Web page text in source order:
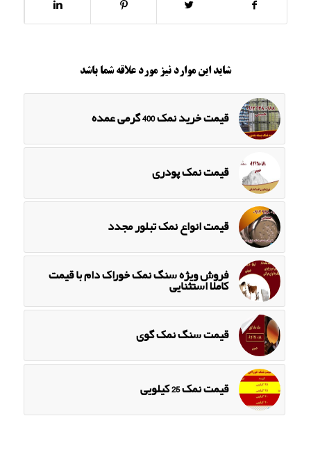
شاید این موارد نیز مورد علاقه شما باشد
قیمت خرید نمک 400 گرمی عمده
قیمت نمک پودری
قیمت انواع نمک تبلور مجدد
فروش ویژه سنگ نمک خوراک دام با قیمت
کاملا استثنایی
قیمت سنگ نمک گوی
قیمت نمک 25 کیلویی